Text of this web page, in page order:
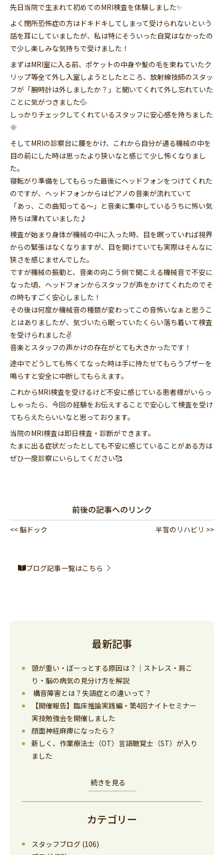
先日当院で生まれて初めてのMRI検査を体験しました✨
よく閉所恐怖症の方はドキドキしてしまって受けられないという
話を耳にしていましたが、私は特にそういった自覚はなかったの
で少し楽しみな気持ちで受けました！
まずはMRI室に入る前、ポケットの中身や髪の毛を束ねていたク
リップ等全て外し入室しようとしたところ、放射線技師のスタッ
フが「腕時計は外しましたか？」と聞いてくれて外し忘れていた
ことに気がつきました💦
しっかりチェックしてくれているスタッフに安心感を持ちました
🌞
そしてMRIの診察台に腰をかけ、これから自分が通る機械の中を
目の前にした時は思ったより狭いなと感じて少し怖くなりまし
た。
寝転がり準備をしてもらった最後にヘッドフォンをつけてくれた
のですが、ヘッドフォンからはピアノの音楽が流れていて
「あっ、この曲知ってる〜」と音楽に集中しているうちに怖い気
持ちは薄れていました♪
検査が始まり身体が機械の中に入った時、目を瞑っていれば視界
からの緊張はなくなりますが、目を開けていても実際はそんなに
狭さを感じませんでした。
ですが機械の振動と、音楽の向こう側で聞こえる機械音で不安に
なった頃、ヘッドフォンからスタッフが声をかけてくれたのでそ
の時もすごく安心しました！
その後は何度か機械音の種類が変わってこの音怖いなぁと思うこ
とはありましたが、気づいたら眠っていたくらい落ち着いて検査
を受けられました✌
音楽とスタッフの声かけの存在がとても大きかったです！
途中でどうしても怖くてなった時は手に持たせてもらうブザーを
鳴らすと安全に中断してもらえます。
これからMRI検査を受けるけど不安に感じている患者様がいらっ
しゃったら、今回の経験をお伝えすることで安心して検査を受け
てもらえたらいいなと思っております。
当院のMRI検査は即日検査・診断ができます。
たまに出る症状だったとしても不安に感じていることがある方は
ぜひ一度診察にいらしてください🥰
前後の記事へのリンク
<< 脳ドック 半盲のリハビリ >>
ブログ記事一覧はこちら
最新記事
頭が重い・ぼーっとする原因は？｜ストレス・肩こ
り・脳の病気の見分け方を解説
構音障害とは？失語症との違いって？
【開催報告】臨床推論実践編・第4回ナイトセミナー
実技勉強会を開催しました
顔面神経麻痺になったら？
新しく、作業療法士（OT）言語聴覚士（ST）が入り
ました
続きを見る
カテゴリー
スタッフブログ(106)